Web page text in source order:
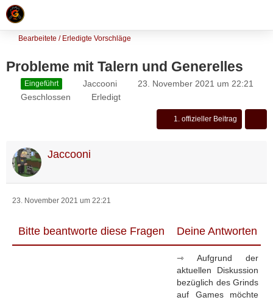
Bearbeitete / Erledigte Vorschläge
Probleme mit Talern und Generelles
Eingeführt Jaccooni
23. November 2021 um 22:21
Geschlossen
Erledigt
1. offizieller Beitrag
Jaccooni
23. November 2021 um 22:21
Bitte beantworte diese Fragen Deine Antworten
⇾ Aufgrund der
aktuellen Diskussion
bezüglich des Grinds
auf Games möchte